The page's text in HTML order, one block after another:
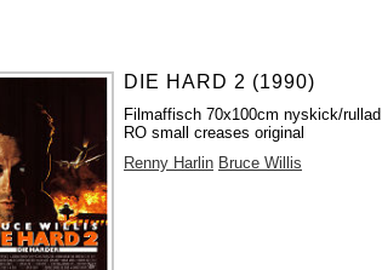
DIE HARD 2 (1990)
Filmaffisch 70x100cm nyskick/rullad
RO small creases original
Renny Harlin Bruce Willis